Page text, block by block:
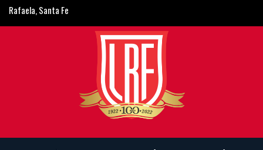
Rafaela, Santa Fe
ligarafaelina@gmail.com